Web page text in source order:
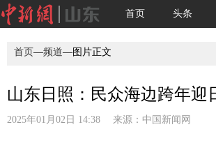
首页 头条
首页—频道—图片正文
山东日照：民众海边跨年迎
2025年01月02日 14:38 来源： 中国新闻网